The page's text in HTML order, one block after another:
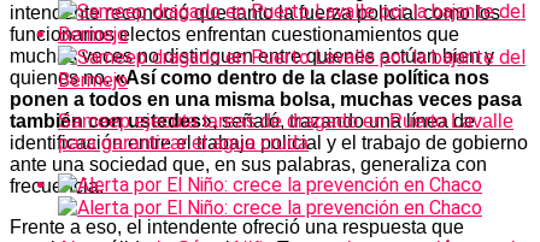
intendente reconoció que tanto la fuerza policial como los
funcionarios electos enfrentan cuestionamientos que
muchas veces no distinguen entre quienes actúan bien y
quienes no.«Así como dentro de la clase política nos
ponen a todos en una misma bolsa, muchas veces pasa
también con ustedes»,señaló, trazando una línea de
identificación entre el trabajo policial y el trabajo de gobierno
ante una sociedad que, en sus palabras, generaliza con
frecuencia.
Frente a eso, el intendente ofreció una respuesta que
Sameep ejecuta tareas de dragado en Puerto Lavalle
para garantizar el agua cruda